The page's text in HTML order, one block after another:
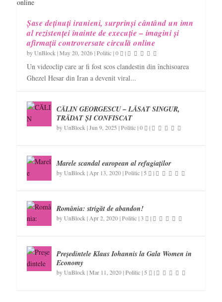
Șase deținuți iranieni, surprinși cântând un imn
al rezistenței înainte de execuție – imagini și
afirmații controversate circulă online
byUnBlock |May 20, 2026|Politic|0 |
Un videoclip care ar fi fost scos clandestin din închisoarea
Ghezel Hesar din Iran a devenit viral...
CĂLIN GEORGESCU – LĂSAT SINGUR,
TRĂDAT ȘI CONFISCAT
byUnBlock |Jun 9, 2025 |Politic|0 |
Marele scandal european al refugiaților
byUnBlock | Apr 13, 2020|Politic| 5 |
România: strigăt de abandon!
byUnBlock | Apr 2, 2020|Politic|3 |
Președintele Klaus Iohannis la Gala Women in
Economy
byUnBlock |Mar 11, 2020|Politic| 5 |